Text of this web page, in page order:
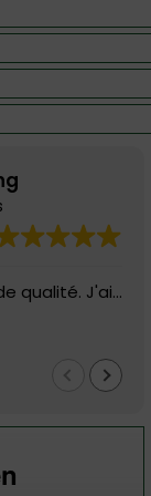
qualité. J'ai
il a été